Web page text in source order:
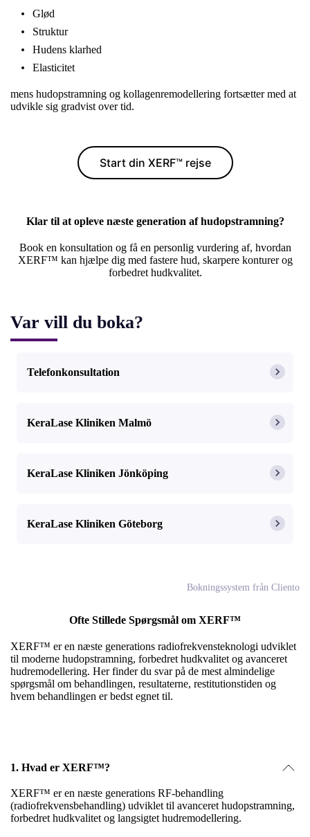
Glød
Struktur
Hudens klarhed
Elasticitet
mens hudopstramning og kollagenremodellering fortsætter med at
udvikle sig gradvist over tid.
Start din XERF™ rejse
Klar til at opleve næste generation af hudopstramning?
Book en konsultation og få en personlig vurdering af, hvordan
XERF™ kan hjælpe dig med fastere hud, skarpere konturer og
forbedret hudkvalitet.
Var vill du boka?
Telefonkonsultation
KeraLase Kliniken Malmö
KeraLase Kliniken Jönköping
KeraLase Kliniken Göteborg
Bokningssystem från Cliento
Ofte Stillede Spørgsmål om XERF™
XERF™ er en næste generations radiofrekvensteknologi udviklet
til moderne hudopstramning, forbedret hudkvalitet og avanceret
hudremodellering. Her finder du svar på de mest almindelige
spørgsmål om behandlingen, resultaterne, restitutionstiden og
hvem behandlingen er bedst egnet til.
1. Hvad er XERF™?
XERF™ er en næste generations RF-behandling
(radiofrekvensbehandling) udviklet til avanceret hudopstramning,
forbedret hudkvalitet og langsigtet hudremodellering.